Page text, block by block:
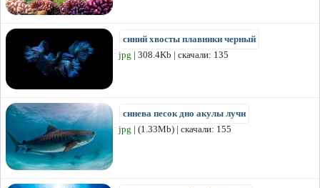
синий хвосты плавники черный
jpg | 308.4Kb | скачали: 135
синева песок дно акулы лучи
jpg | (1.33Mb) | скачали: 155